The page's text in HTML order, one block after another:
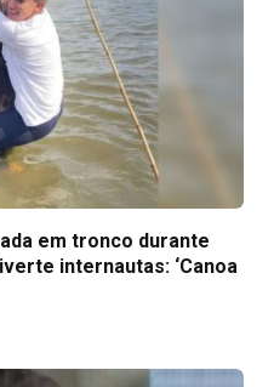
em tronco durante
internautas: ‘Canoa